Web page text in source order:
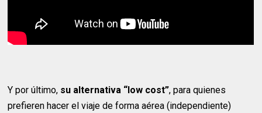
Y por último, su alternativa “low cost”, para quienes
prefieren hacer el viaje de forma aérea (independiente)